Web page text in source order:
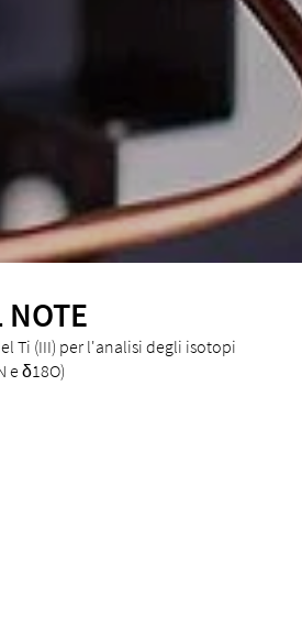
Ti (III) per l'analisi degli isotopi
e δ18O)